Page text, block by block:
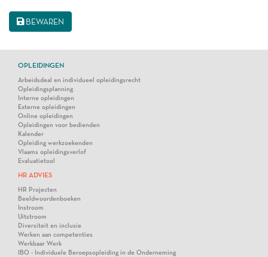
BEWAREN
OPLEIDINGEN
Arbeidsdeal en individueel opleidingsrecht
Opleidingsplanning
Interne opleidingen
Externe opleidingen
Online opleidingen
Opleidingen voor bedienden
Kalender
Opleiding werkzoekenden
Vlaams opleidingsverlof
Evaluatietool
HR ADVIES
HR Projecten
Beeldwoordenboeken
Instroom
Uitstroom
Diversiteit en inclusie
Werken aan competenties
Werkbaar Werk
IBO - Individuele Beroepsopleiding in de Onderneming